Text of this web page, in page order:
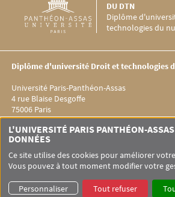
Diplôme
technologies du
DU DTN
Diplôme d'université Droit et technologies
Université Paris-Panthéon-Assas
4 rue Blaise Desgoffe
75006 Paris
Menu RS DU DTN
UNIVERSITÉ PARIS-PANTHÉON-ASSAS
DONNÉES PERSONNELLES
L'UNIVERSITÉ PARIS PANTHÉON-
DONNÉES
Ce site utilise des cookies pour améliorer
Vous pouvez à tout moment modifier votre
Personnaliser Tout refuser